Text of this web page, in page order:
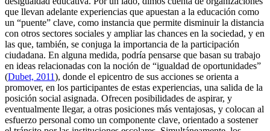
que llevan adelante experiencias que apuestan a la educación como
un “puente” clave, como instancia que permite disminuir la distancia
con otros sectores sociales y ampliar las chances en la sociedad, y en
las que, también, se conjuga la importancia de la participación
ciudadana. En alguna medida, podría pensarse que basan su trabajo
en ideas relacionadas con la noción de “igualdad de oportunidades”
(Dubet, 2011), donde el epicentro de sus acciones se orienta a
promover, en los participantes de estas experiencias, una salida de la
posición social asignada. Ofrecen posibilidades de aspirar, y
eventualmente llegar, a otras posiciones más ventajosas, y colocan al
esfuerzo personal como un componente clave, orientado a sostener